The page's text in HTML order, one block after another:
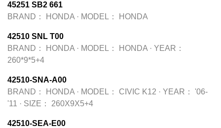
45251 SB2 661
BRAND：
HONDA · MODEL： HONDA
42510 SNL T00
BRAND：
HONDA · MODEL： HONDA · YEAR：
260*9*5+4
42510-SNA-A00
BRAND：
HONDA · MODEL： CIVIC K12 · YEAR：
'06-
'11 · SIZE： 260X9X5+4
42510-SEA-E00